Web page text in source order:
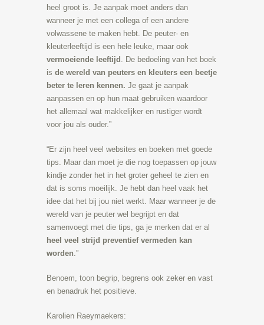
heel groot is. Je aanpak moet anders dan
wanneer je met een collega of een andere
volwassene te maken hebt. De peuter- en
kleuterleeftijd is een hele leuke, maar ook
vermoeiende leeftijd . De bedoeling van het boek
is de wereld van peuters en kleuters een beetje
beter te leren kennen. Je gaat je aanpak
aanpassen en op hun maat gebruiken waardoor
het allemaal wat makkelijker en rustiger wordt
voor jou als ouder.”
“Er zijn heel veel websites en boeken met goede
tips. Maar dan moet je die nog toepassen op jouw
kindje zonder het in het groter geheel te zien en
dat is soms moeilijk. Je hebt dan heel vaak het
idee dat het bij jou niet werkt. Maar wanneer je de
wereld van je peuter wel begrijpt en dat
samenvoegt met die tips, ga je merken dat er al
heel veel strijd preventief vermeden kan
worden.”
Benoem, toon begrip, begrens ook zeker en vast
en benadruk het positieve.
Karolien Raeymaekers: